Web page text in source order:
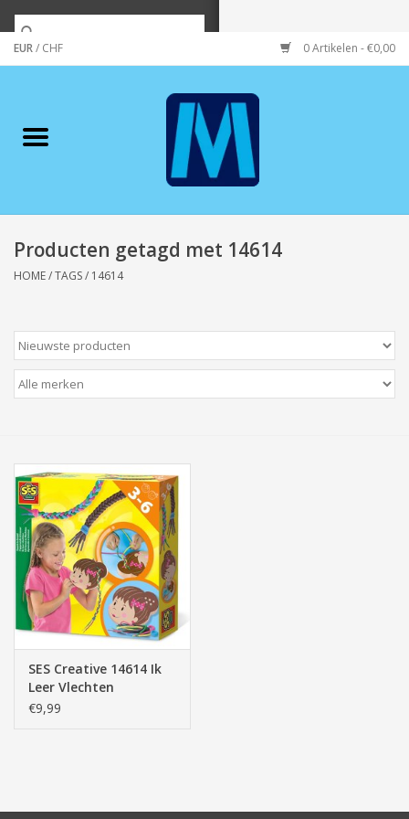
EUR/ CHF 0 Artikelen - €0,00
Merken
Wonen/koken/huishouden
Wenskaarten
Zeeuws/Streek
Boeken
Elektra
Baby & Peuter
Speelgoed & hobby
Cadeau & feest
Producten getagd met 14614
HOME/TAGS/ 14614
SES Creative 14614 Ik
Leer Vlechten
€9,99